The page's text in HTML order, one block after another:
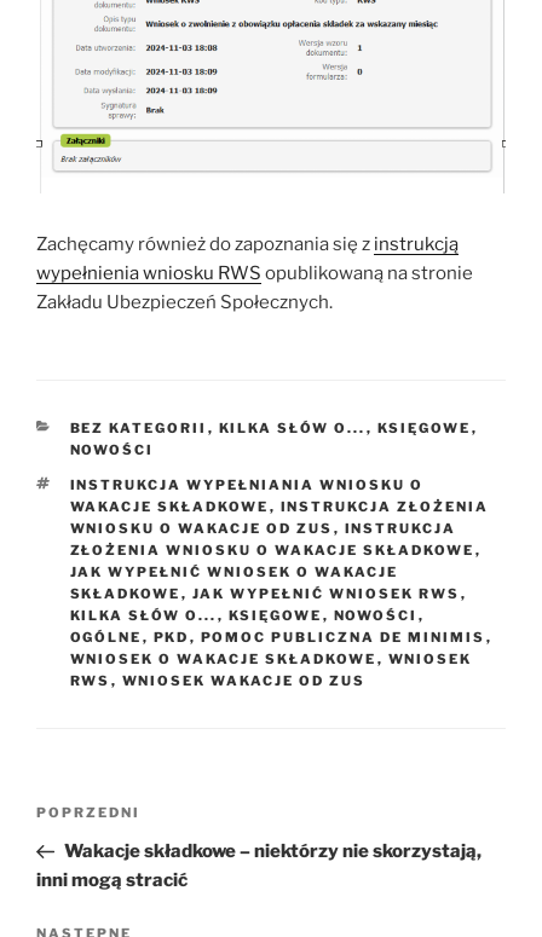
Zachęcamy również do zapoznania się z instrukcją
wypełnienia wniosku RWS opublikowaną na stronie
Zakładu Ubezpieczeń Społecznych.
KATEGORIE
BEZ KATEGORII , KILKA SŁÓW O... , KSIĘGOWE ,
NOWOŚCI
TAGI
INSTRUKCJA WYPEŁNIANIA WNIOSKU O
WAKACJE SKŁADKOWE , INSTRUKCJA ZŁOŻENIA
WNIOSKU O WAKACJE OD ZUS , INSTRUKCJA
ZŁOŻENIA WNIOSKU O WAKACJE SKŁADKOWE ,
JAK WYPEŁNIĆ WNIOSEK O WAKACJE
SKŁADKOWE , JAK WYPEŁNIĆ WNIOSEK RWS ,
KILKA SŁÓW O... , KSIĘGOWE , NOWOŚCI ,
OGÓLNE , PKD , POMOC PUBLICZNA DE MINIMIS ,
WNIOSEK O WAKACJE SKŁADKOWE , WNIOSEK
RWS , WNIOSEK WAKACJE OD ZUS
Nawigacja
Poprzedni
wpis
POPRZEDNI
Wakacje składkowe – niektórzy nie skorzystają,
inni mogą stracić
NASTĘPNE